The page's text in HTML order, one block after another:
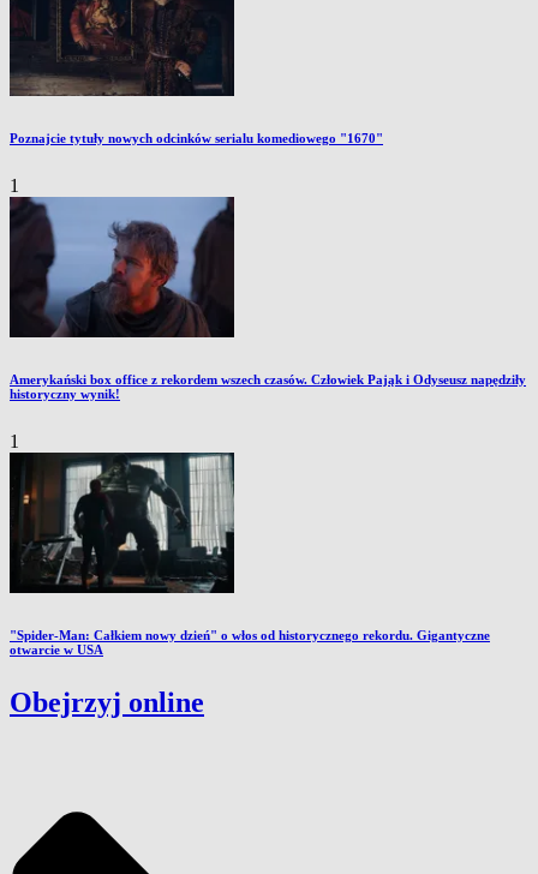
Poznajcie tytuły nowych odcinków serialu komediowego "1670"
1
Amerykański box office z rekordem wszech czasów. Człowiek Pająk i Odyseusz napędziły
historyczny wynik!
1
"Spider-Man: Całkiem nowy dzień" o włos od historycznego rekordu. Gigantyczne
otwarcie w USA
Obejrzyj online